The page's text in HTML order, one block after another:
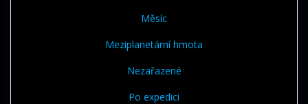
Měsíc
Meziplanetární hmota
Nezařazené
Po expedici